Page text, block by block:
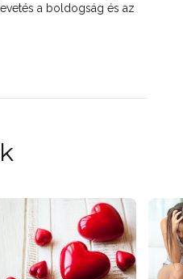
a boldogság és az